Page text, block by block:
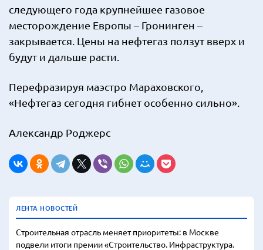
следующего года крупнейшее газовое
месторождение Европы – Гронинген –
закрывается. Цены на нефтегаз ползут вверх и
будут и дальше расти.
Перефразируя маэстро Мараховского,
«Нефтегаз сегодня гибнет особенно сильно».
Александр Роджерс
ЛЕНТА НОВОСТЕЙ
Строительная отрасль меняет приоритеты: в Москве
подвели итоги премии «Строительство. Инфраструктура.